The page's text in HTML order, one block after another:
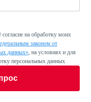
на обработку моих
законом от
данных», на условиях и для
персональных данных